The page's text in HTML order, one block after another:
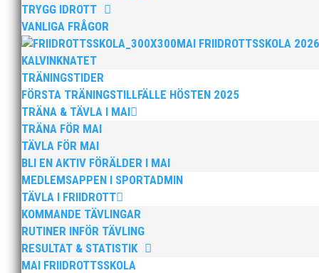
TRYGG IDROTT
VANLIGA FRÅGOR
MAI FRIIDROTTSSKOLA 2026
KALVINKNATET
TRÄNINGSTIDER
FÖRSTA TRÄNINGSTILLFÄLLE HÖSTEN 2025
TRÄNA & TÄVLA I MAI
TRÄNA FÖR MAI
TÄVLA FÖR MAI
BLI EN AKTIV FÖRÄLDER I MAI
MEDLEMSAPPEN I SPORTADMIN
TÄVLA I FRIIDROTT
KOMMANDE TÄVLINGAR
RUTINER INFÖR TÄVLING
RESULTAT & STATISTIK
MAI FRIIDROTTSSKOLA
Många fina pers på helgens tävling!
Nu kan du se när första och sista träningstillfälle för